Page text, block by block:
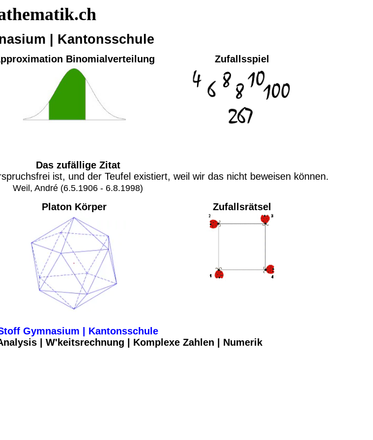
| Kantonsschule
Binomialverteilung Zufallsspiel
Das zufällige Zitat
ist, und der Teufel existiert, weil wir das nicht beweisen können.
Weil, André (6.5.1906 - 6.8.1998)
Platon Körper Zufallsrätsel
Gymnasium | Kantonsschule
| W'keits­rechnung | Komplexe Zahlen | Numerik